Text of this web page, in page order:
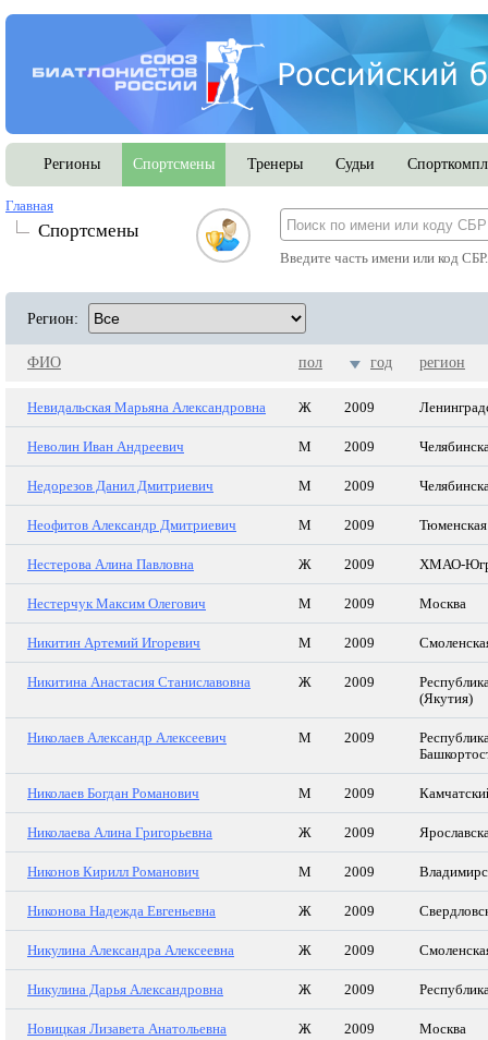
Регионы Спортсмены Тренеры Судьи
Главная
Спортсмены
Введите часть имени или код
Регион:
ФИО пол год регион
Невидальская Марьяна Александровна Ж 2009
Неволин Иван Андреевич М 2009
Недорезов Данил Дмитриевич М 2009
Неофитов Александр Дмитриевич М 2009 Тюменская
Нестерова Алина Павловна Ж 2009 ХМАО-
Нестерчук Максим Олегович М 2009 Москва
Никитин Артемий Игоревич М 2009
Никитина Анастасия Станиславовна Ж 2009
(Якутия)
Николаев Александр Алексеевич М 2009
Николаев Богдан Романович М 2009
Николаева Алина Григорьевна Ж 2009
Никонов Кирилл Романович М 2009
Никонова Надежда Евгеньевна Ж 2009
Никулина Александра Алексеевна Ж 2009
Никулина Дарья Александровна Ж 2009
Новицкая Лизавета Анатольевна Ж 2009 Москва